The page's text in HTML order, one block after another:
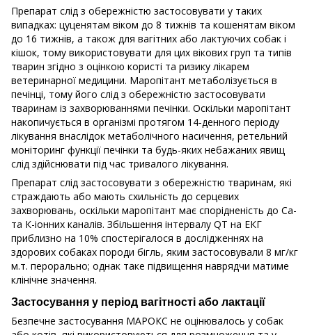
Препарат слід з обережністю застосовувати у таких
випадках: цуценятам віком до 8 тижнів та кошенятам віком
до 16 тижнів, а також для вагітних або лактуючих собак і
кішок, тому використовувати для цих вікових груп та типів
тварин згідно з оцінкою користі та ризику лікарем
ветеринарної медицини. Маропітант метаболізується в
печінці, тому його слід з обережністю застосовувати
тваринам із захворюваннями печінки. Оскільки маропітант
накопичується в організмі протягом 14-денного періоду
лікування внаслідок метаболічного насичення, ретельний
моніторинг функції печінки та будь-яких небажаних явищ
слід здійснювати під час тривалого лікування.
Препарат слід застосовувати з обережністю тваринам, які
страждають або мають схильність до серцевих
захворювань, оскільки маропітант має спорідненість до Са-
та К-іонних каналів. Збільшення інтервалу QТ на ЕКГ
приблизно на 10% спостерігалося в дослідженнях на
здорових собаках породи бігль, яким застосовували 8 мг/кг
м.т. перорально; однак таке підвищення наврядчи матиме
клінічне значення.
Застосування у період вагітності або лактації
Безпечне застосування МАРОКС не оцінювалось у собак